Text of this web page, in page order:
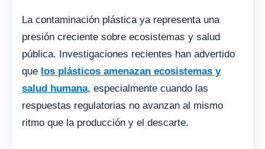
La contaminación plástica ya representa una
presión creciente sobre ecosistemas y salud
pública. Investigaciones recientes han advertido
que los plásticos amenazan ecosistemas y
salud humana, especialmente cuando las
respuestas regulatorias no avanzan al mismo
ritmo que la producción y el descarte.